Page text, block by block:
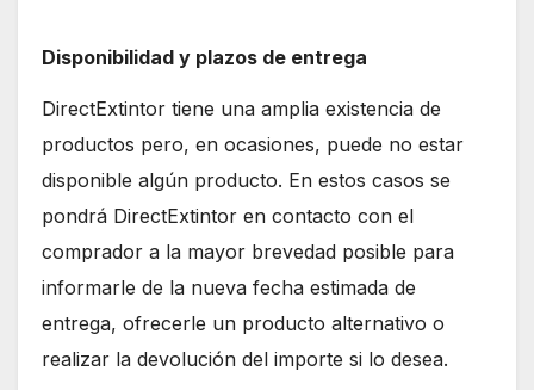
Disponibilidad y plazos de entrega
DirectExtintor tiene una amplia existencia de
productos pero, en ocasiones, puede no estar
disponible algún producto. En estos casos se
pondrá DirectExtintor en contacto con el
comprador a la mayor brevedad posible para
informarle de la nueva fecha estimada de
entrega, ofrecerle un producto alternativo o
realizar la devolución del importe si lo desea.